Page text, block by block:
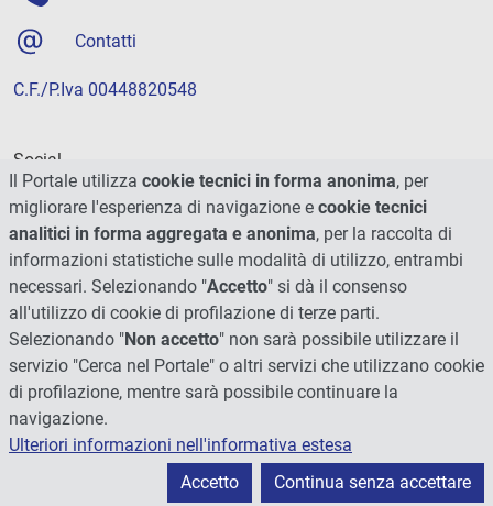
Contatti
C.F./P.Iva 00448820548
Social
© 2026 - Università degli Studi di Perugia
Il Portale utilizza cookie tecnici in forma anonima, per
migliorare l'esperienza di navigazione e cookie tecnici
analitici in forma aggregata e anonima, per la raccolta di
informazioni statistiche sulle modalità di utilizzo, entrambi
necessari. Selezionando "Accetto" si dà il consenso
all'utilizzo di cookie di profilazione di terze parti.
Selezionando "Non accetto" non sarà possibile utilizzare il
servizio "Cerca nel Portale" o altri servizi che utilizzano cookie
di profilazione, mentre sarà possibile continuare la
navigazione.
Ulteriori informazioni nell'informativa estesa
Accetto
Continua senza accettare